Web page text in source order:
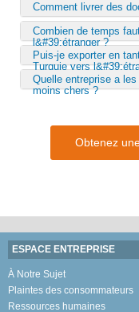
Comment livrer des
Combien de temps
l&#39;étranger ?
Puis-je exporter en
Turquie vers
Quelle entreprise a
moins chers ?
Obtenez
ESPACE ENTREPRISE
À Notre Sujet
Plaintes des consommateurs
Ressources humaines